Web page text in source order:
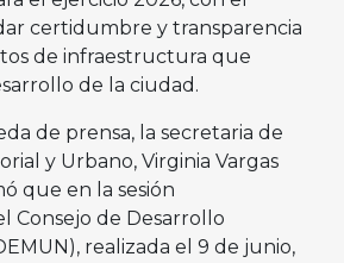
certidumbre y transparencia
de infraestructura que
de la ciudad.
de prensa, la secretaria de
y Urbano, Virginia Vargas
que en la sesión
Consejo de Desarrollo
realizada el 9 de junio,